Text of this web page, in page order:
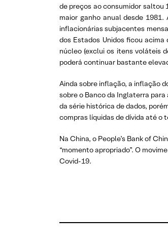
de preços ao consumidor saltou
maior ganho anual desde
inflacionárias subjacentes
dos Estados Unidos ficou
núcleo (exclui os itens voláteis
poderá continuar bastante
Ainda sobre inflação, a inflação
sobre o Banco da Inglaterra para
da série histórica de dados,
compras líquidas de dívida até o
Na China, o People’s Bank of
“momento apropriado”. O
Covid-19.